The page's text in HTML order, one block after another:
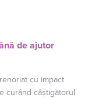
de ajutor
cu impact
curând câștigătorul